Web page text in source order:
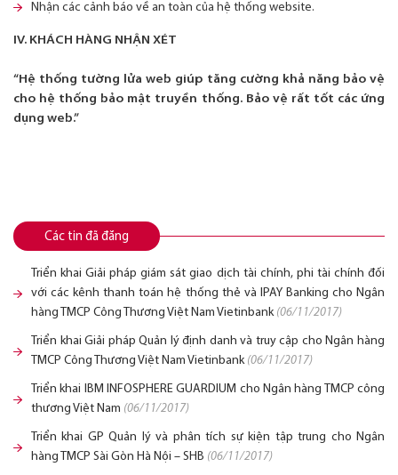
Nhận các cảnh báo về an toàn của hệ thống website.
IV. KHÁCH HÀNG NHẬN XÉT
“Hệ thống tường lửa web giúp tăng cường khả năng bảo vệ
cho hệ thống bảo mật truyền thống. Bảo vệ rất tốt các ứng
dụng web.”
Các tin đã đăng
Triển khai Giải pháp giám sát giao dịch tài chính, phi tài chính đối
với các kênh thanh toán hệ thống thẻ và IPAY Banking cho Ngân
hàng TMCP Công Thương Việt Nam Vietinbank (06/11/2017)
Triển khai Giải pháp Quản lý định danh và truy cập cho Ngân hàng
TMCP Công Thương Việt Nam Vietinbank (06/11/2017)
Triển khai IBM INFOSPHERE GUARDIUM cho Ngân hàng TMCP công
thương Việt Nam (06/11/2017)
Triển khai GP Quản lý và phân tích sự kiện tập trung cho Ngân
hàng TMCP Sài Gòn Hà Nội – SHB (06/11/2017)